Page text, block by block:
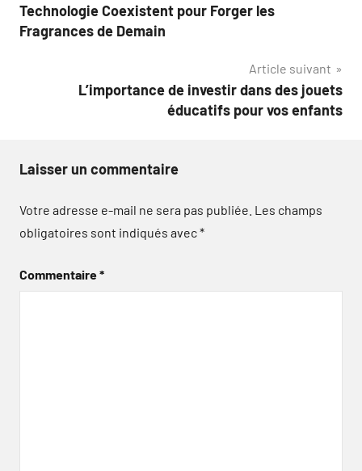
l’article
Technologie Coexistent pour Forger les
Fragrances de Demain
Article suivant
L’importance de investir dans des jouets
éducatifs pour vos enfants
Laisser un commentaire
Votre adresse e-mail ne sera pas publiée. Les champs
obligatoires sont indiqués avec*
Commentaire*